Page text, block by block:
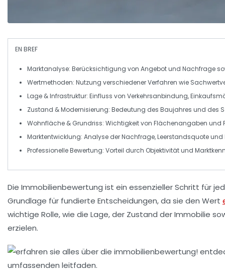
EN BREF
Marktanalyse: Berücksichtigung von Angebot und Nachfrage
Wertmethoden: Nutzung verschiedener Verfahren wie
Lage & Infrastruktur: Einfluss von Verkehrsanbindung,
Zustand & Modernisierung: Bedeutung des Baujahres und des
Wohnfläche & Grundriss: Wichtigkeit von Flächenangaben und
Marktentwicklung: Analyse der Nachfrage, Leerstandsquote und
Professionelle Bewertung: Vorteil durch Objektivitätund
Die Immobilienbewertung ist ein essenzieller Schritt für
Grundlage für fundierte Entscheidungen, da sie den Wert
wichtige Rolle, wie die Lage, der Zustand der Immobilie
erzielen.